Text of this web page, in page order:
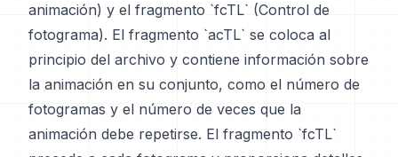
animación) y el fragmento `fcTL` (Control de
fotograma). El fragmento `acTL` se coloca al
principio del archivo y contiene información sobre
la animación en su conjunto, como el número de
fotogramas y el número de veces que la
animación debe repetirse. El fragmento `fcTL`